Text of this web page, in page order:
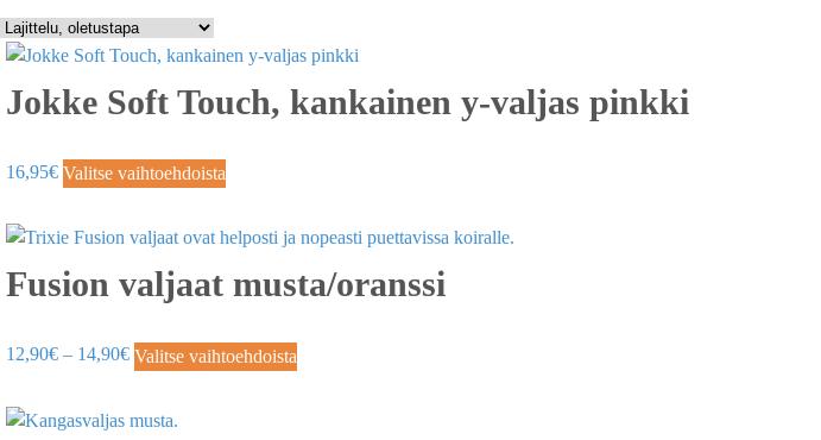
Jokke Soft Touch, kankainen y-valjas pinkki
16,95€ Valitse vaihtoehdoista
Fusion valjaat musta/oranssi
12,90€ – 14,90€ Valitse vaihtoehdoista